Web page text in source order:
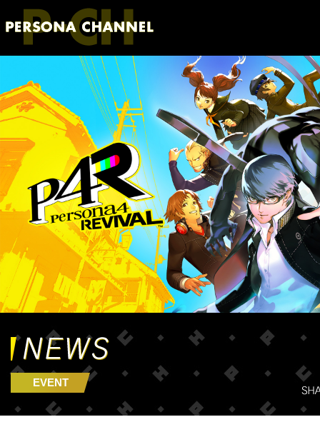
EVENT